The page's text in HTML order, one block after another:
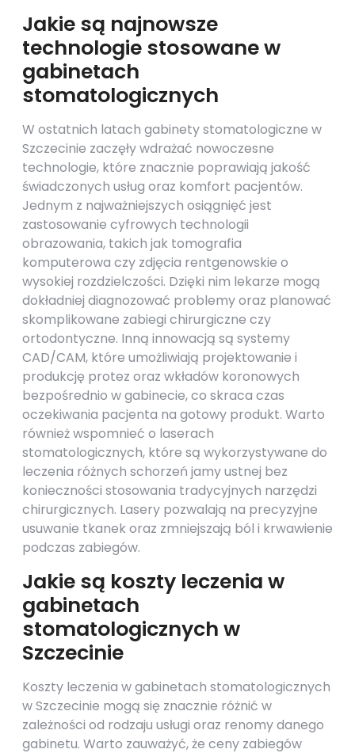
Jakie są najnowsze
technologie stosowane w
gabinetach
stomatologicznych
W ostatnich latach gabinety stomatologiczne w
Szczecinie zaczęły wdrażać nowoczesne
technologie, które znacznie poprawiają jakość
świadczonych usług oraz komfort pacjentów.
Jednym z najważniejszych osiągnięć jest
zastosowanie cyfrowych technologii
obrazowania, takich jak tomografia
komputerowa czy zdjęcia rentgenowskie o
wysokiej rozdzielczości. Dzięki nim lekarze mogą
dokładniej diagnozować problemy oraz planować
skomplikowane zabiegi chirurgiczne czy
ortodontyczne. Inną innowacją są systemy
CAD/CAM, które umożliwiają projektowanie i
produkcję protez oraz wkładów koronowych
bezpośrednio w gabinecie, co skraca czas
oczekiwania pacjenta na gotowy produkt. Warto
również wspomnieć o laserach
stomatologicznych, które są wykorzystywane do
leczenia różnych schorzeń jamy ustnej bez
konieczności stosowania tradycyjnych narzędzi
chirurgicznych. Lasery pozwalają na precyzyjne
usuwanie tkanek oraz zmniejszają ból i krwawienie
podczas zabiegów.
Jakie są koszty leczenia w
gabinetach
stomatologicznych w
Szczecinie
Koszty leczenia w gabinetach stomatologicznych
w Szczecinie mogą się znacznie różnić w
zależności od rodzaju usługi oraz renomy danego
gabinetu. Warto zauważyć, że ceny zabiegów